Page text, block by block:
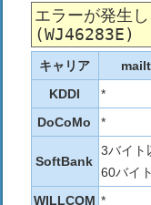
エラーが発生し
キャリア
KDDI
*
DoCoMo
*
SoftBank
3バイト
60バイ
WILLCOM *